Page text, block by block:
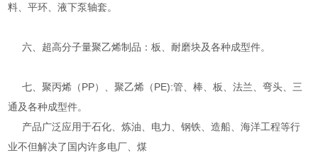
料、平环、液下泵轴套。
六、超高分子量聚乙烯制品：板、耐磨块及各种成型件。
七、聚丙烯（PP）、聚乙烯（PE):管、棒、板、法兰、弯头、三
通及各种成型件。
产品广泛应用于石化、炼油、电力、钢铁、造船、海洋工程等行
业不但解决了国内许多电厂、煤